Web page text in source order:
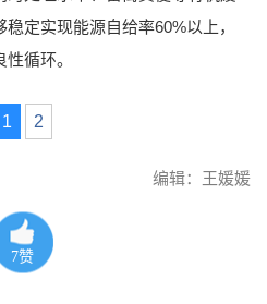
定实现能源自给率60%以上，
循环。
1 2
编辑：王媛媛
7赞